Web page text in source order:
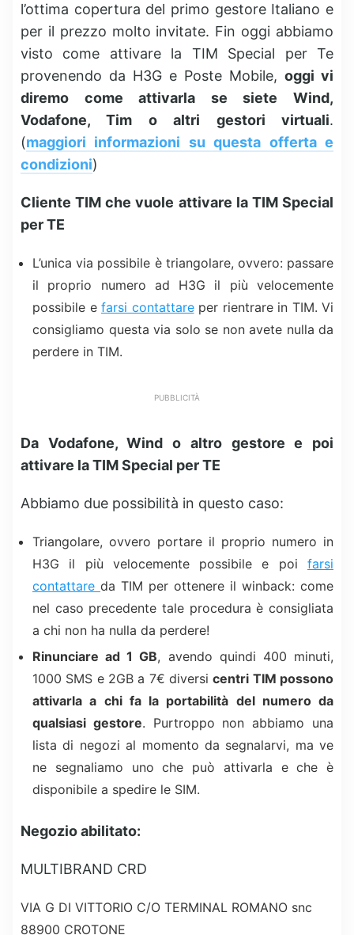
l’ottima copertura del primo gestore Italiano e
per il prezzo molto invitate. Fin oggi abbiamo
visto come attivare la TIM Special per Te
provenendo da H3G e Poste Mobile, oggi vi
diremo come attivarla se siete Wind,
Vodafone, Tim o altri gestori virtuali.
(maggiori informazioni su questa offerta e
condizioni)
Cliente TIM che vuole attivare la TIM Special
per TE
L’unica via possibile è triangolare, ovvero: passare
il proprio numero ad H3G il più velocemente
possibile e farsi contattareper rientrare in TIM. Vi
consigliamo questa via solo se non avete nulla da
perdere in TIM.
PUBBLICITÀ
Da Vodafone, Wind o altro gestore e poi
attivare la TIM Special per TE
Abbiamo due possibilità in questo caso:
Triangolare, ovvero portare il proprio numero in
H3G il più velocemente possibile e poi farsi
contattare da TIM per ottenere il winback: come
nel caso precedente tale procedura è consigliata
a chi non ha nulla da perdere!
Rinunciare ad 1 GB, avendo quindi 400 minuti,
1000 SMS e 2GB a 7€ diversicentri TIM possono
attivarla a chi fa la portabilità del numero da
qualsiasi gestore. Purtroppo non abbiamo una
lista di negozi al momento da segnalarvi, ma ve
ne segnaliamo uno che può attivarla e che è
disponibile a spedire le SIM.
Negozio abilitato:
MULTIBRAND CRD
VIA G DI VITTORIO C/O TERMINAL ROMANO snc
88900 CROTONE